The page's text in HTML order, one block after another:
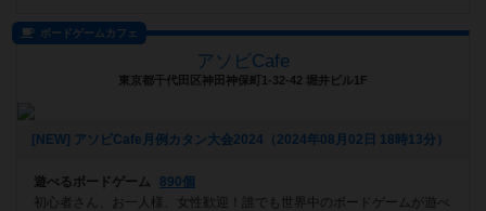
ボードゲームカフェ
アソビCafe
東京都千代田区神田神保町1-32-42 堀井ビル1F
[NEW] アソビCafe月例カタン大会2024（2024年08月02日 18時13分）
遊べるボードゲーム
890個
初心者さん、お一人様、女性歓迎！誰でも世界中のボードゲームが遊べ